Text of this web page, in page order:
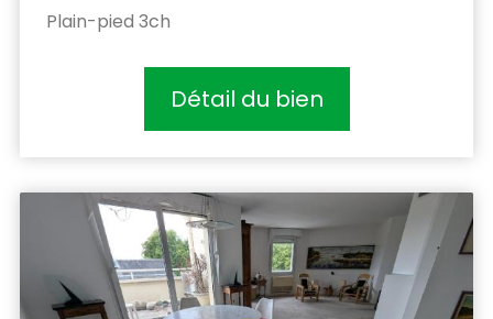
Plain-pied 3ch
Détail du bien